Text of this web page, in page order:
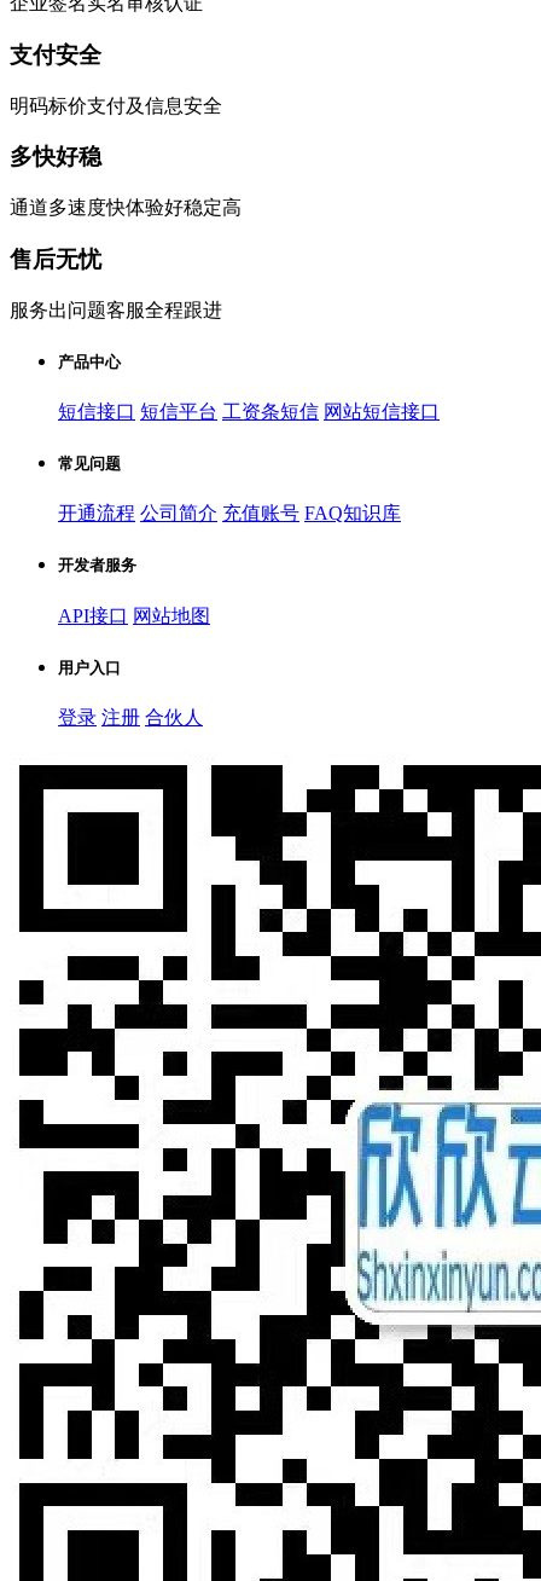
支付安全
明码标价支付及信息安全
多快好稳
通道多速度快体验好稳定高
售后无忧
服务出问题客服全程跟进
产品中心
短信接口 短信平台 工资条短信 网站短信接口
常见问题
开通流程 公司简介 充值账号 FAQ知识库
开发者服务
API接口 网站地图
用户入口
登录 注册 合伙人